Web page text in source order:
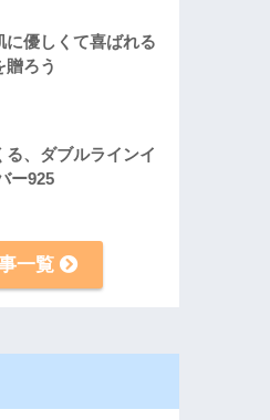
に優しくて喜ばれる
贈ろう
る、ダブルラインイ
ー925
一覧